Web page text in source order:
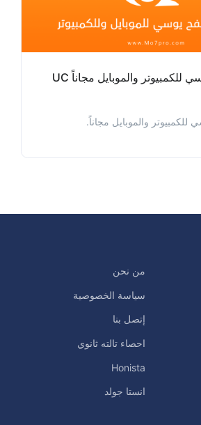
تحميل برنامج يوسي للكمبيوتر والموبايل مجاناً UC
والموبايل مجاناً.
من نحن
سياسة الخصوصية
إتصل بنا
احصاء تالته ثانوي
Honista
انستا جولد